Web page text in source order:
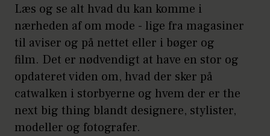
Læs og se alt hvad du kan komme i
nærheden af om mode - lige fra magasiner
til aviser og på nettet eller i bøger og
film. Det er nødvendigt at have en stor og
opdateret viden om, hvad der sker på
catwalken i storbyerne og hvem der er the
next big thing blandt designere, stylister,
modeller og fotografer.